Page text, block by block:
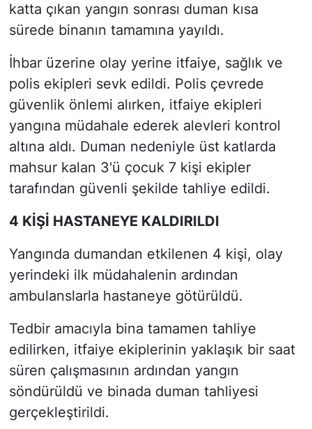
katta çıkan yangın sonrası duman kısa
sürede binanın tamamına yayıldı.
İhbar üzerine olay yerine itfaiye, sağlık ve
polis ekipleri sevk edildi. Polis çevrede
güvenlik önlemi alırken, itfaiye ekipleri
yangına müdahale ederek alevleri kontrol
altına aldı. Duman nedeniyle üst katlarda
mahsur kalan 3'ü çocuk 7 kişi ekipler
tarafından güvenli şekilde tahliye edildi.
4 KİŞİ HASTANEYE KALDIRILDI
Yangında dumandan etkilenen 4 kişi, olay
yerindeki ilk müdahalenin ardından
ambulanslarla hastaneye götürüldü.
Tedbir amacıyla bina tamamen tahliye
edilirken, itfaiye ekiplerinin yaklaşık bir saat
süren çalışmasının ardından yangın
söndürüldü ve binada duman tahliyesi
gerçekleştirildi.